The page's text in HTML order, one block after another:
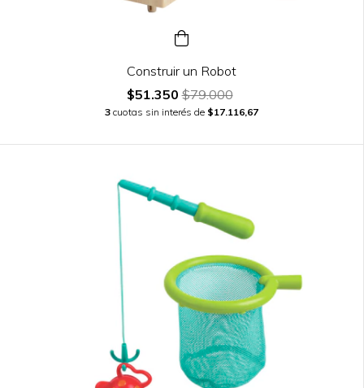
Construir un Robot
$51.350$79.000
3 cuotas sin interés de $17.116,67